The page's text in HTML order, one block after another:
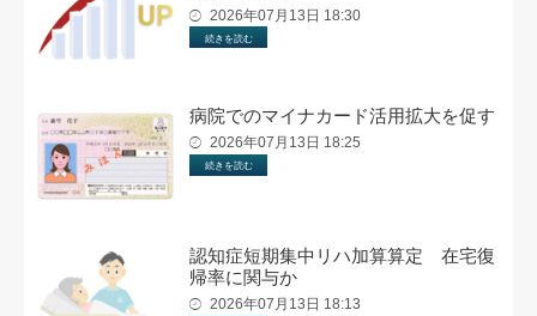
2026年07月13日 18:30
続きを読む
病院でのマイナカード活用拡大を促す
2026年07月13日 18:25
続きを読む
認知症短期集中リハ加算算定 在宅復
帰率に関与か
2026年07月13日 18:13